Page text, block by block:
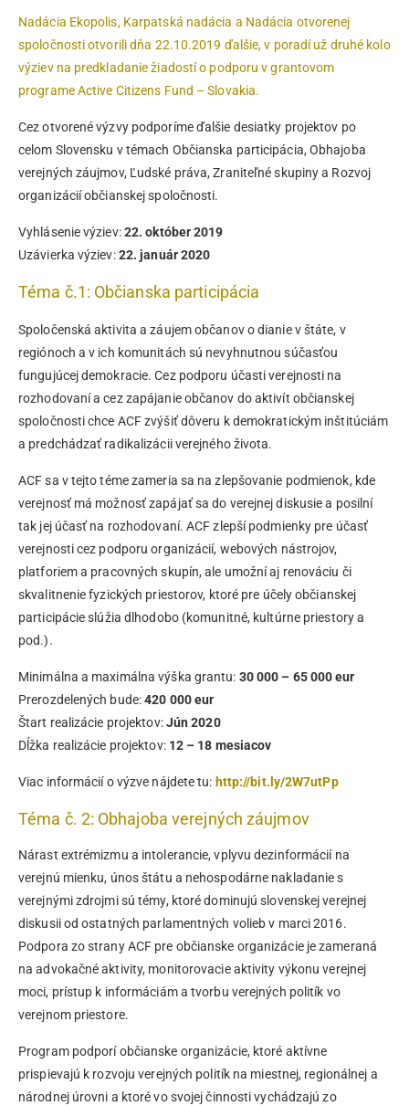
Nadácia Ekopolis, Karpatská nadácia a Nadácia otvorenej
spoločnosti otvorili dňa 22.10.2019 ďalšie, v poradí už druhé kolo
výziev na predkladanie žiadostí o podporu v grantovom
programe Active Citizens Fund – Slovakia.
Cez otvorené výzvy podporíme ďalšie desiatky projektov po
celom Slovensku v témach Občianska participácia, Obhajoba
verejných záujmov, Ľudské práva, Zraniteľné skupiny a Rozvoj
organizácií občianskej spoločnosti.
Vyhlásenie výziev:22. október 2019
Uzávierka výziev:22. január 2020
Téma č.1: Občianska participácia
Spoločenská aktivita a záujem občanov o dianie v štáte, v
regiónoch a v ich komunitách sú nevyhnutnou súčasťou
fungujúcej demokracie. Cez podporu účasti verejnosti na
rozhodovaní a cez zapájanie občanov do aktivít občianskej
spoločnosti chce ACF zvýšiť dôveru k demokratickým inštitúciám
a predchádzať radikalizácii verejného života.
ACF sa v tejto téme zameria sa na zlepšovanie podmienok, kde
verejnosť má možnosť zapájať sa do verejnej diskusie a posilní
tak jej účasť na rozhodovaní. ACF zlepší podmienky pre účasť
verejnosti cez podporu organizácií, webových nástrojov,
platforiem a pracovných skupín, ale umožní aj renováciu či
skvalitnenie fyzických priestorov, ktoré pre účely občianskej
participácie slúžia dlhodobo (komunitné, kultúrne priestory a
pod.).
Minimálna a maximálna výška grantu: 30 000 – 65 000 eur
Prerozdelených bude:420 000 eur
Štart realizácie projektov:Jún 2020
Dĺžka realizácie projektov: 12 – 18 mesiacov
Viac informácií o výzve nájdete tu: http://bit.ly/2W7utPp
Téma č. 2: Obhajoba verejných záujmov
Nárast extrémizmu a intolerancie, vplyvu dezinformácií na
verejnú mienku, únos štátu a nehospodárne nakladanie s
verejnými zdrojmi sú témy, ktoré dominujú slovenskej verejnej
diskusii od ostatných parlamentných volieb v marci 2016.
Podpora zo strany ACF pre občianske organizácie je zameraná
na advokačné aktivity, monitorovacie aktivity výkonu verejnej
moci, prístup k informáciám a tvorbu verejných politík vo
verejnom priestore.
Program podporí občianske organizácie, ktoré aktívne
prispievajú k rozvoju verejných politík na miestnej, regionálnej a
národnej úrovni a ktoré vo svojej činnosti vychádzajú zo